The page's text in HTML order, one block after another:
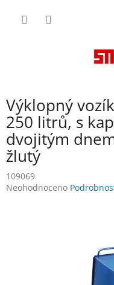
Výklopný
250 litrů, s
dvojitým
žlutý
109069
Průměrné
Neohodnoceno